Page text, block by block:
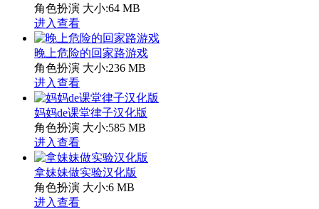
角色扮演 大小:64 MB
进入查看
晚上危险的回家路游戏
角色扮演 大小:236 MB
进入查看
妈妈de课堂律子汉化版
角色扮演 大小:585 MB
进入查看
拿妹妹做实验汉化版
角色扮演 大小:6 MB
进入查看